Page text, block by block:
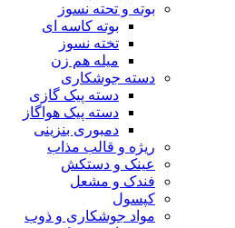
بوته و تحته نسوز
بوته کاسه ای
تخته نسوز
میله هم زن
دسته جوشکاری
دسته پیک گازی
دسته پیک هواگاز
دمبوری بنزینی
ریژه و قالب مذاب
عینک و دستکش
فندک و مشعل
کپسول
مواد جوشکاری و ذوب